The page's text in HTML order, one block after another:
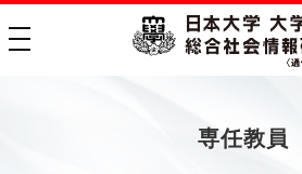
toggle navigation
専任教員